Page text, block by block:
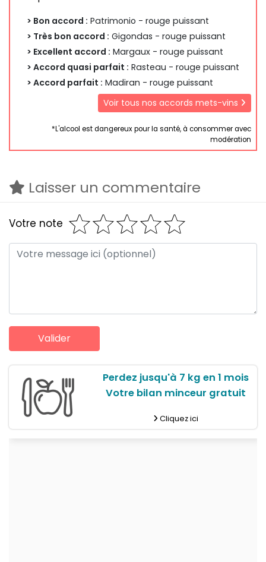
> Bon accord : Patrimonio - rouge puissant
> Très bon accord : Gigondas - rouge puissant
> Excellent accord : Margaux - rouge puissant
> Accord quasi parfait : Rasteau - rouge puissant
> Accord parfait : Madiran - rouge puissant
Voir tous nos accords mets-vins
*L'alcool est dangereux pour la santé, à consommer avec
modération
Laisser un commentaire
Votre note
Perdez jusqu'à 7 kg en 1 mois
Votre bilan minceur gratuit
Cliquez ici